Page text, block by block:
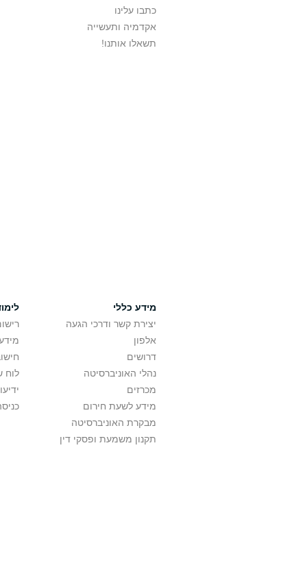
כתבו עלינו
אקדמיה ותעשייה
תשאלו אותנו!
מידע כללי
יצירת קשר ודרכי הגעה
אלפון
דרושים
נהלי האוניברסיטה
מכרזים
מידע לשעת חירום
מבקרת האוניברסיטה
תקנון משמעת ופסקי דין
לוח